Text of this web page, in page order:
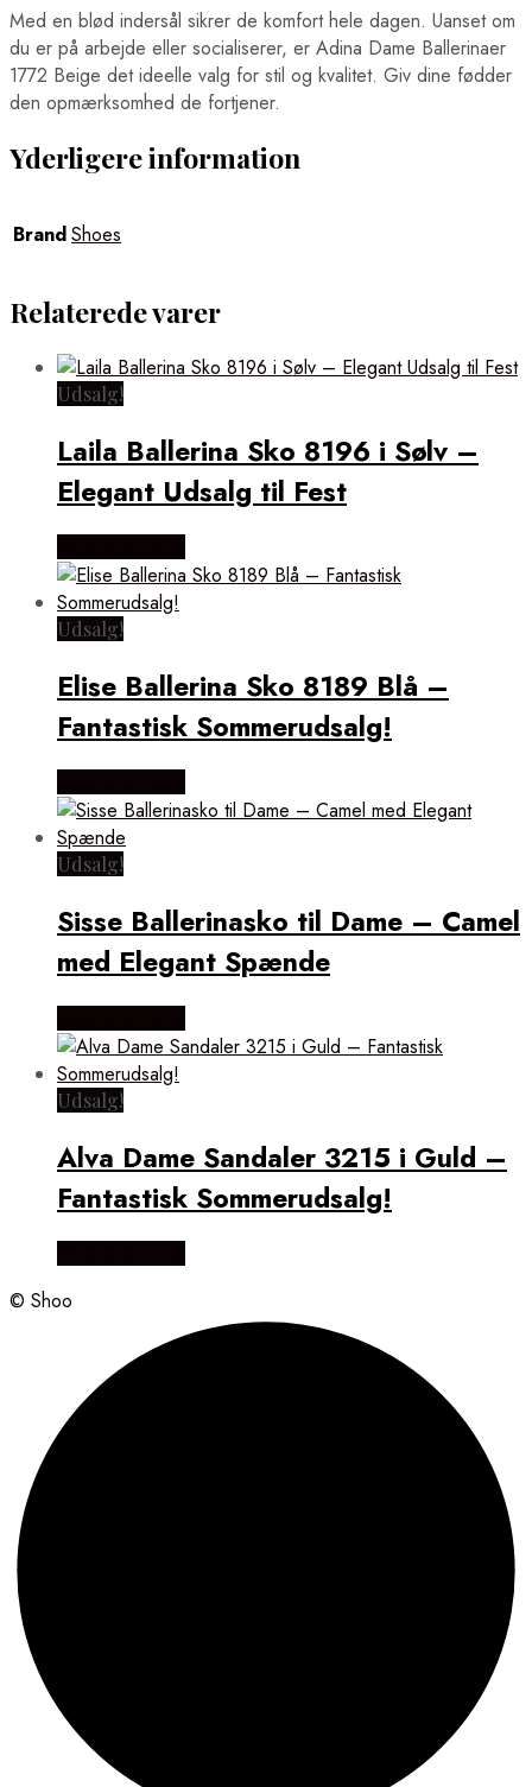
Med en blød indersål sikrer de komfort hele dagen. Uanset om
du er på arbejde eller socialiserer, er Adina Dame Ballerinaer
1772 Beige det ideelle valg for stil og kvalitet. Giv dine fødder
den opmærksomhed de fortjener.
Yderligere information
BrandShoes
Relaterede varer
Udsalg!
Laila Ballerina Sko 8196 i Sølv –
Elegant Udsalg til Fest
Udsalg!
Elise Ballerina Sko 8189 Blå –
Fantastisk Sommerudsalg!
Udsalg!
Sisse Ballerinasko til Dame – Camel
med Elegant Spænde
Udsalg!
Alva Dame Sandaler 3215 i Guld –
Fantastisk Sommerudsalg!
© Shoo